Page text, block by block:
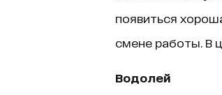
появиться
смене работы. В
Водолей